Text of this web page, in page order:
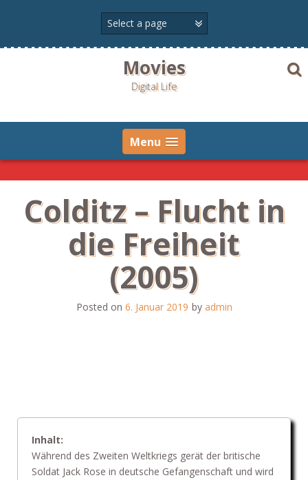
Movies
Digital Life
Menu
Colditz – Flucht in
die Freiheit
(2005)
Posted on 6. Januar 2019 by admin
Inhalt:
Während des Zweiten Weltkriegs gerät der britische
Soldat Jack Rose in deutsche Gefangenschaft und wird